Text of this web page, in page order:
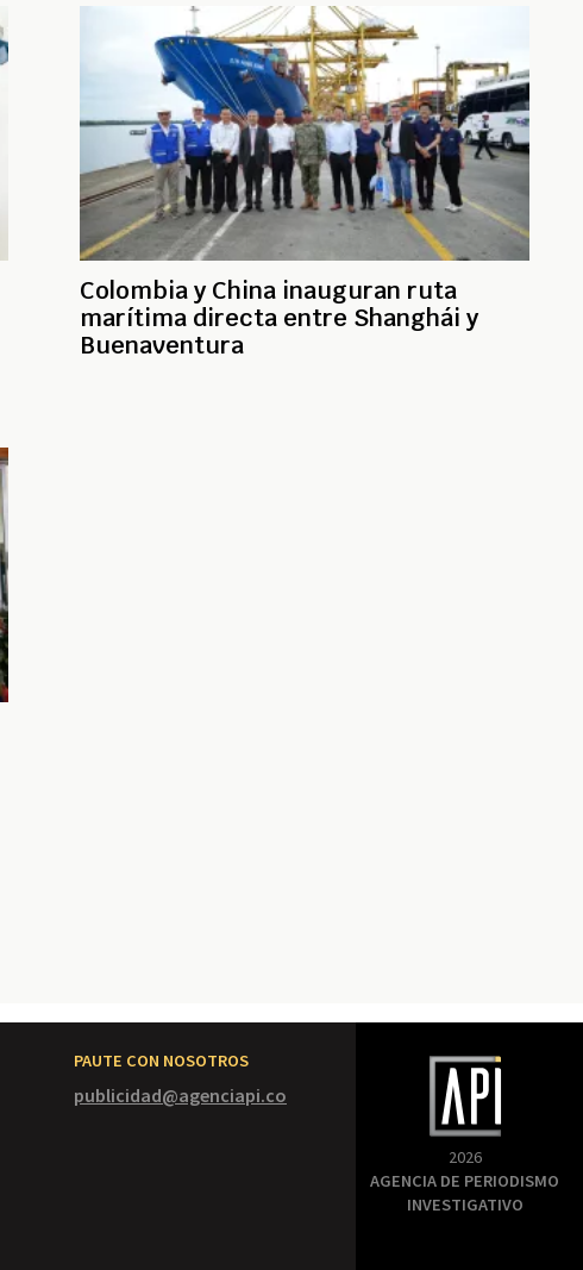
Colombia y China inauguran ruta
marítima directa entre Shanghái y
Buenaventura
PAUTE CON NOSOTROS
publicidad@agenciapi.co
2026
AGENCIA DE PERIODISMO
INVESTIGATIVO